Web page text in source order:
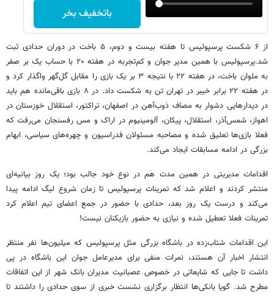
باتخفیف بخر
از ۶ شکست پرسپولیس تا هفته بیست و دوم، ۵ باخت در دوران حدادی ثبت
شد.پرسپولیس با همین مدیر جوان و کم‌تجربه در هفته ۲۰ با حساب یک بر صفر
به ملوان باخت، در هفته ۲۲ با نتیجه ۳ بر یک بازی را مقابل گل‌گهر واگذار کرد و
در هفته ۲۲ برابر خیبر در تهران تن به شکست داد. در ۸ بازی باقی‌مانده هم باید
در دیدارهایی دشوار به مصاف ذوب‌آهن در اصفهان، تراکتور، استقلال خوزستان در
اهواز، شمس‌آذر، استقلال، پیکان، آلومینیوم در اراک و مس رفسنجان می‌رفت که
فعلا بازی‌ها تعلیق شده و مصاحبه مسئولان فدراسیون و چهره‌های سیاسی، ابهام
بزرگی در ادامه مسابقات ایجاد می‌کند.
اقدامات مدیریتی در همین مدت هم در نوع خود جالب بود؛ یک روز بیانیه‌ای
منتشر کردند و اعلام شد که تمرینات پرسپولیس تا زمان شروع لیگ ادامه پیدا
می‌کند و درست یک روز بعد، حدادی با حضور در جمع اعضای تیم اعلام کرد
تمرینات فعلا تعطیل شده و نیازی به حضور بازیکنان نیست!
این اقدامات شتاب‌زده در باشگاه بزرگی مثل پرسپولیس که میلیون‌ها نفر منتظر
انتشار اخبار آن هستند، نمرات منفی برای مدیرعامل جوان این باشگاه در پی
داشت تا جایی که شایعاتی در خصوص عصبانیت مدیران بانک شهر از این اتفاقات
مطرح شد. گویا بانکی‌ها انتظار برگزاری نشست خبری از سوی حدادی را داشتند تا